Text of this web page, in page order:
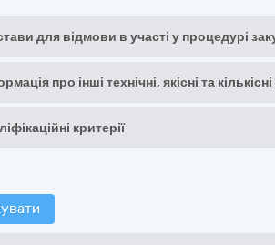
для відмови в участі у процедурі
про інші технічні, якісні та
критерії